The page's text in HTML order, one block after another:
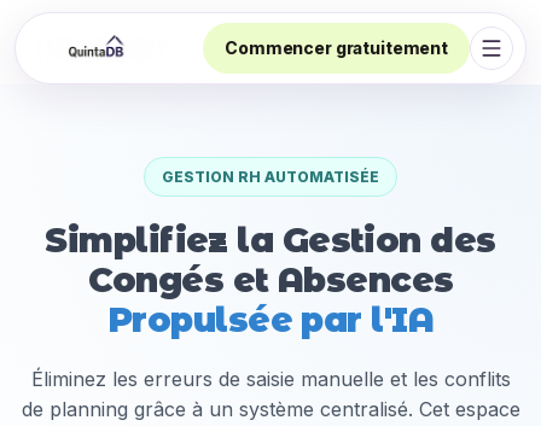
Commencer gratuitement
GESTION RH AUTOMATISÉE
Simplifiez la Gestion des
Congés et Absences
Propulsée par l'IA
Éliminez les erreurs de saisie manuelle et les conflits
de planning grâce à un système centralisé. Cet espace